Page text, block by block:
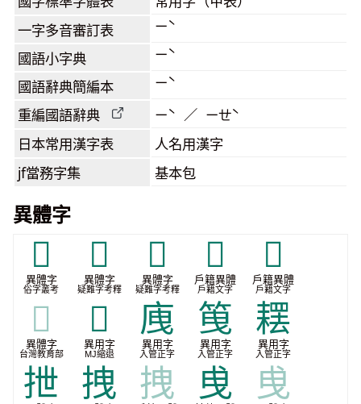
一字多音審訂表 ㄧˋ
國語小字典 ㄧˋ
國語辭典簡編本 ㄧˋ
重編國語辭典 ㄧˋ ／ ㄧㄝˋ
日本常用漢字表 人名用漢字
jf當務字集 基本包
異體字
𠈐
異體字
俗字叢考
𡛽
異體字
疑難字考釋
𡝨
異體字
疑難字考釋
𢦣
戶籍異體
戶籍文字
𦥙
戶籍異體
戶籍文字
𦥙
異體字
台灣教育部
𭨘
異用字
MJ縮退
㡼
異用字
入管正字
䇩
異用字
入管正字
䎬
異用字
入管正字
抴 拽 拽 曵 曵